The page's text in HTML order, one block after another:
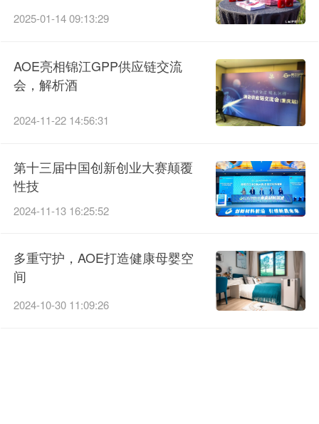
2025-01-14 09:13:29
AOE亮相锦江GPP供应链交流
会，解析酒
2024-11-22 14:56:31
第十三届中国创新创业大赛颠覆
性技
2024-11-13 16:25:52
多重守护，AOE打造健康母婴空
间
2024-10-30 11:09:26